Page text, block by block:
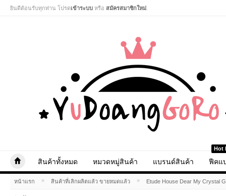
ยินดีต้อนรับทุกท่าน โปรดเข้าระบบ หรือ สมัครสมาชิกใหม่
สินค้าทั้งหมด หมวดหมู่สินค้า แบรนด์สินค้า
Hot
ฟีคแ
หน้าแรก » สินค้าที่เลิกผลิตแล้ว ขายหมดแล้ว » Etude House Dear My Crystal